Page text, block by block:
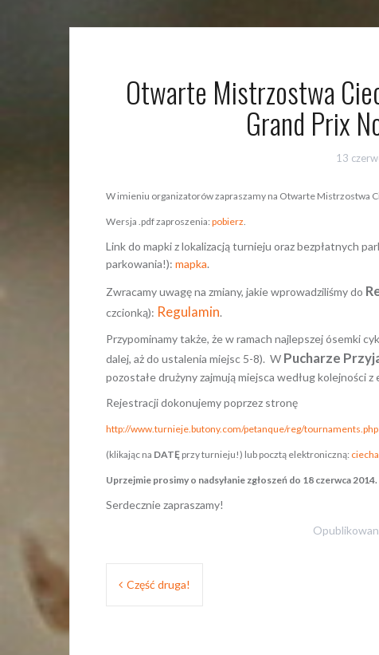
Otwarte Mistrzostwa
Grand Prix
13
W imieniu organizatorów zapraszamy na Otwarte Mistrzostwa
Wersja .pdf zaproszenia: pobierz.
Link do mapki z lokalizacją turnieju oraz bezpłatnych
parkowania!): mapka.
Zwracamy uwagę na zmiany, jakie wprowadziliśmy do
czcionką): Regulamin.
Przypominamy także, że w ramach najlepszej ósemki
dalej, aż do ustalenia miejsc 5-8). W Pucharze
pozostałe drużyny zajmują miejsca według kolejności z
Rejestracji dokonujemy poprzez stronę
http://www.turnieje.butony.com/petanque/reg/tournaments.php
(klikając na DATĘ przy turnieju!) lub pocztą elektroniczną:
Uprzejmie prosimy o nadsyłanie zgłoszeń do 18 czerwca 2014.
Serdecznie zapraszamy!
Nawigacja
wpisu
Część druga!